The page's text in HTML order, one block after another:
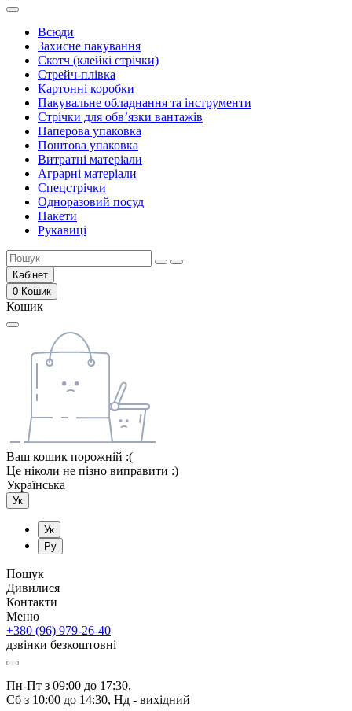
Всюди
Захисне пакування
Скотч (клейкі стрічки)
Стрейч-плівка
Картонні коробки
Пакувальне обладнання та інструменти
Стрічки для обв’язки вантажів
Паперова упаковка
Поштова упаковка
Витратні матеріали
Аграрні матеріали
Спецстрічки
Одноразовий посуд
Пакети
Рукавиці
Кабінет
0 Кошик
Кошик
Ваш кошик порожній :(
Це ніколи не пізно виправити :)
Українська
Ук
Ук
Ру
Пошук
Дивилися
Контакти
Меню
+380 (96) 979-26-40
дзвінки безкоштовні
Пн-Пт з 09:00 до 17:30,
Сб з 10:00 до 14:30, Нд - вихідний